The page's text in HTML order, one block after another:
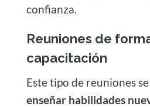
confianza.
Reuniones de
capacitación
Este tipo de reuniones
enseñar habilidades